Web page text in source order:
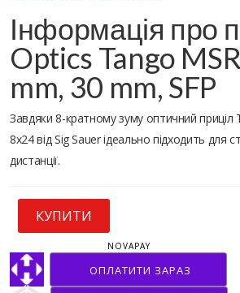
Інформація про
Optics Tango
mm, 30 mm, SFP
Завдяки 8-кратному зуму оптичний приціл
8x24 від Sig Sauer ідеально підходить для
дистанції.
КУПИТИ
ОПЛАТИТИ ЗАРАЗ
NOVAPAY